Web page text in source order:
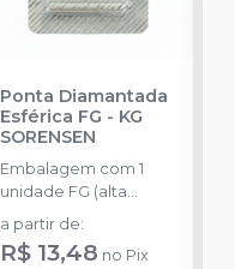
Ponta Diamantada
Esférica FG - KG
SORENSEN
Embalagem com 1
unidade FG (alta
rotação).
a partir de:
R$ 13,48 no Pix